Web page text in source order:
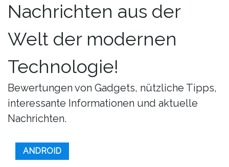
Nachrichten aus der
Welt der modernen
Technologie!
Bewertungen von Gadgets, nützliche Tipps,
interessante Informationen und aktuelle
Nachrichten.
ANDROID